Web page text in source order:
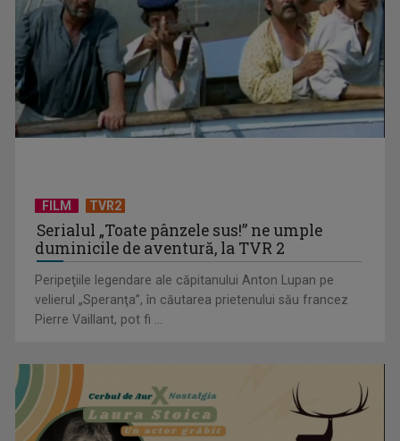
CONCACAF respinge planul FIFA de privatizare parțială a
EVENIMENT ESTIVAL - Taberele ARC – Acolo unde începe
ACASĂ
FILM TVR2
Serialul „Toate pânzele sus!” ne umple
duminicile de aventură, la TVR 2
Peripeţiile legendare ale căpitanului Anton Lupan pe
velierul „Speranţa”, în căutarea prietenului său francez
Pierre Vaillant, pot fi ...